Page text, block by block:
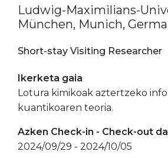
Ludwig-Maximilians-
München, Munich,
Short-stay Visiting Researcher
Ikerketa gaia
Lotura kimikoak aztertzeko
kuantikoaren teoria.
Azken Check-in - Check-out
2024/09/29 - 2024/10/05